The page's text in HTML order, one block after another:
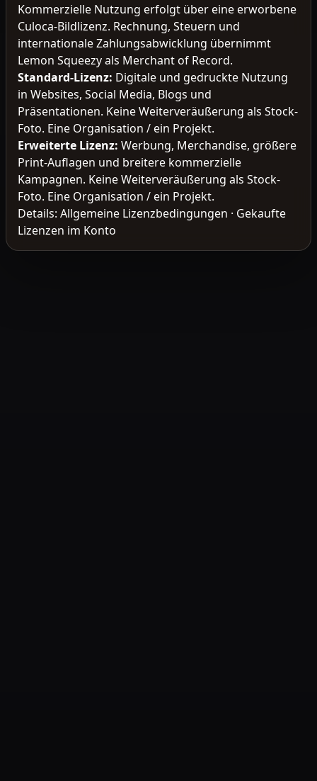
Kommerzielle Nutzung erfolgt über eine erworbene
Culoca-Bildlizenz. Rechnung, Steuern und
internationale Zahlungsabwicklung übernimmt
Lemon Squeezy als Merchant of Record.
Standard-Lizenz: Digitale und gedruckte Nutzung
in Websites, Social Media, Blogs und
Präsentationen. Keine Weiterveräußerung als Stock-
Foto. Eine Organisation / ein Projekt.
Erweiterte Lizenz: Werbung, Merchandise, größere
Print-Auflagen und breitere kommerzielle
Kampagnen. Keine Weiterveräußerung als Stock-
Foto. Eine Organisation / ein Projekt.
Details: Allgemeine Lizenzbedingungen · Gekaufte
Lizenzen im Konto